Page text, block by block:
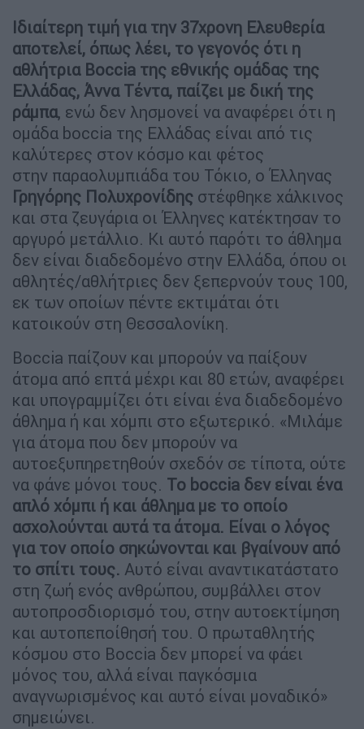
Ιδιαίτερη τιμή για την 37χρονη Ελευθερία
αποτελεί, όπως λέει, το γεγονός ότι η
αθλήτρια Boccia της εθνικής ομάδας της
Ελλάδας, Άννα Tέντα, παίζει με δική της
ράμπα, ενώ δεν λησμονεί να αναφέρει ότι η
ομάδα boccia της Ελλάδας είναι από τις
καλύτερες στον κόσμο και φέτος
στην παραολυμπιάδα του Τόκιο, ο Έλληνας
Γρηγόρης Πολυχρονίδης στέφθηκε χάλκινος
και στα ζευγάρια οι Έλληνες κατέκτησαν το
αργυρό μετάλλιο. Κι αυτό παρότι το άθλημα
δεν είναι διαδεδομένο στην Ελλάδα, όπου οι
αθλητές/αθλήτριες δεν ξεπερνούν τους 100,
εκ των οποίων πέντε εκτιμάται ότι
κατοικούν στη Θεσσαλονίκη.
Boccia παίζουν και μπορούν να παίξουν
άτομα από επτά μέχρι και 80 ετών, αναφέρει
και υπογραμμίζει ότι είναι ένα διαδεδομένο
άθλημα ή και χόμπι στο εξωτερικό. «Μιλάμε
για άτομα που δεν μπορούν να
αυτοεξυπηρετηθούν σχεδόν σε τίποτα, ούτε
να φάνε μόνοι τους. Το boccia δεν είναι ένα
απλό χόμπι ή και άθλημα με το οποίο
ασχολούνται αυτά τα άτομα. Είναι ο λόγος
για τον οποίο σηκώνονται και βγαίνουν από
το σπίτι τους. Αυτό είναι αναντικατάστατο
στη ζωή ενός ανθρώπου, συμβάλλει στον
αυτοπροσδιορισμό του, στην αυτοεκτίμηση
και αυτοπεποίθησή του. Ο πρωταθλητής
κόσμου στο Boccia δεν μπορεί να φάει
μόνος του, αλλά είναι παγκόσμια
αναγνωρισμένος και αυτό είναι μοναδικό»
σημειώνει.